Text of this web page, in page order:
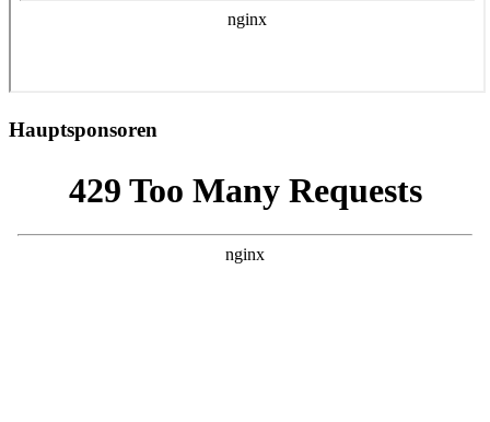
Hauptsponsoren